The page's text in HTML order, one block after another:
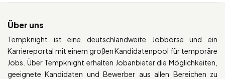
Über uns
Tempknight ist eine deutschlandweite Jobbörse und ein
Karriereportal mit einem großen Kandidatenpool für temporäre
Jobs. Über Tempknight erhalten Jobanbieter die Möglichkeiten,
geeignete Kandidaten und Bewerber aus allen Bereichen zu